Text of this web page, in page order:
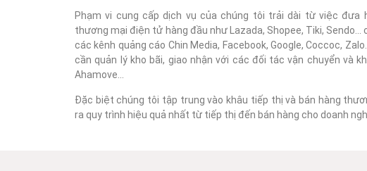
Phạm vi cung cấp dịch vụ của chúng tôi trải dài từ việc đưa
thương mại điện tử hàng đầu như Lazada, Shopee, Tiki, Sendo...
các kênh quảng cáo Chin Media, Facebook, Google, Coccoc,
cần quản lý kho bãi, giao nhận với các đối tác vận chuyển và
Ahamove...
Đặc biệt chúng tôi tập trung vào khâu tiếp thị và bán hàng
ra quy trình hiệu quả nhất từ tiếp thị đến bán hàng cho doanh